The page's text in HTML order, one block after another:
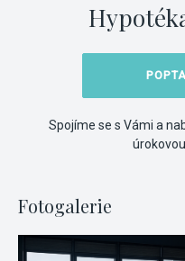
Spojíme se s Vámi a
Fotogalerie